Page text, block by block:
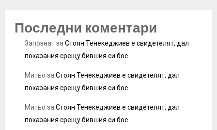
Последни коментари
Запознатза Стоян Тенекеджиев е свидетелят, дал
показания срещу бившия си бос
Митьо за Стоян Тенекеджиев е свидетелят, дал
показания срещу бившия си бос
Митьо за Стоян Тенекеджиев е свидетелят, дал
показания срещу бившия си бос